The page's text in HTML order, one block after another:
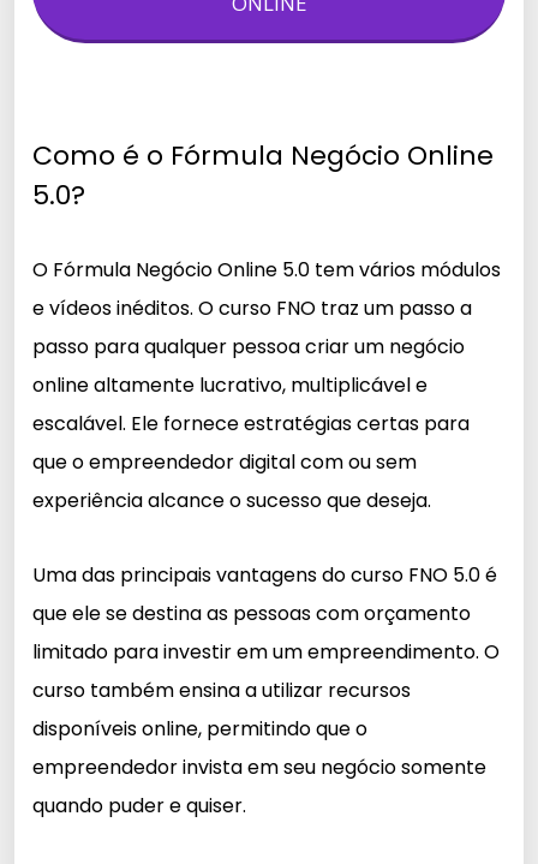
Como é o Fórmula Negócio Online
5.0?
O Fórmula Negócio Online 5.0 tem vários módulos
e vídeos inéditos. O curso FNO traz um passo a
passo para qualquer pessoa criar um negócio
online altamente lucrativo, multiplicável e
escalável. Ele fornece estratégias certas para
que o empreendedor digital com ou sem
experiência alcance o sucesso que deseja.
Uma das principais vantagens do curso FNO 5.0 é
que ele se destina as pessoas com orçamento
limitado para investir em um empreendimento. O
curso também ensina a utilizar recursos
disponíveis online, permitindo que o
empreendedor invista em seu negócio somente
quando puder e quiser.